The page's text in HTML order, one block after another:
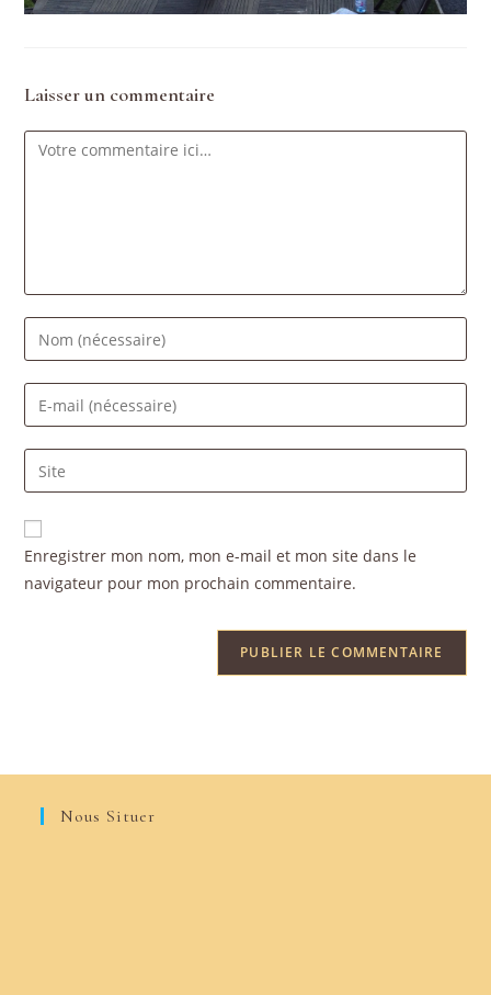
Laisser un commentaire
Enregistrer mon nom, mon e-mail et mon site dans le
navigateur pour mon prochain commentaire.
Nous Situer